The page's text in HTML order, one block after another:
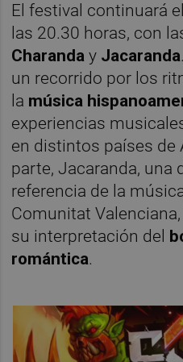
El festival continuará
las 20.30 horas, con
Charanda y Jacaranda
un recorrido por los
la música
experiencias
en distintos países de
parte, Jacaranda, una
referencia de la
Comunitat
su interpretación del
romántica.